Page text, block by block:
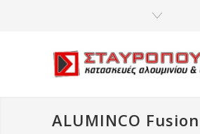
ALUMINCO